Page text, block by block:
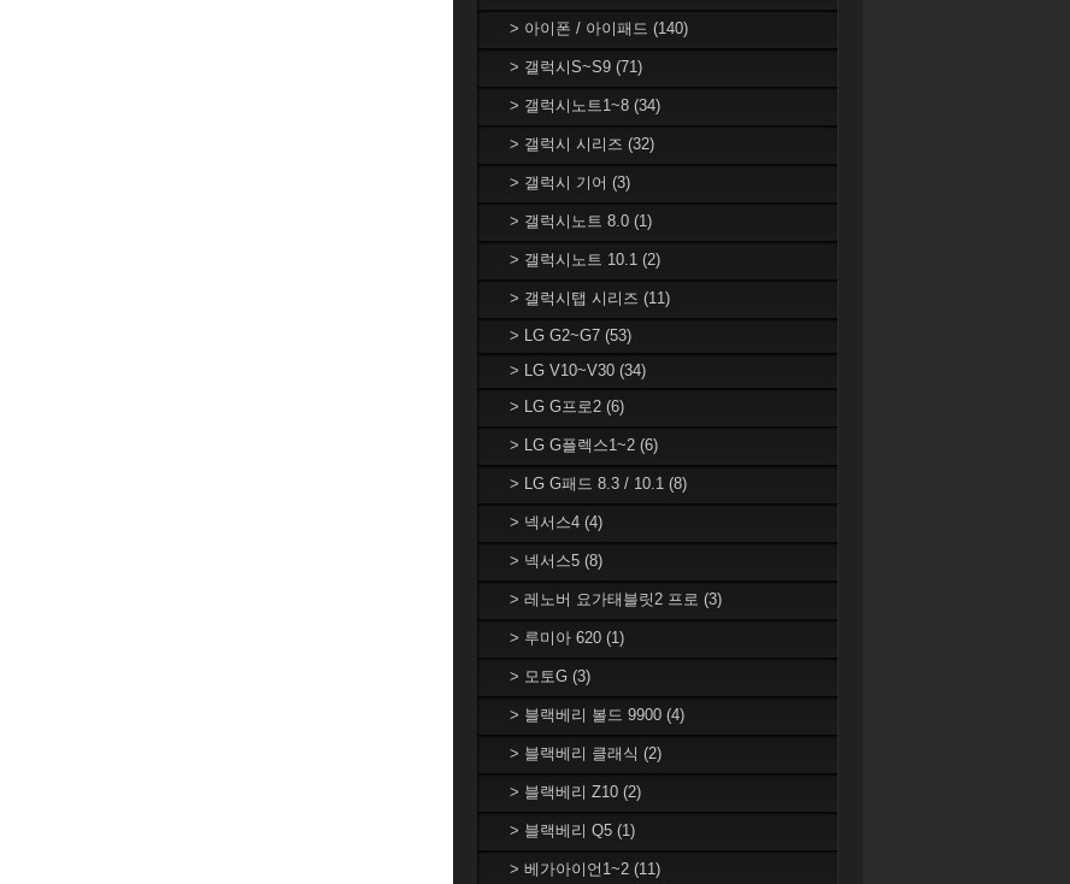
> 아이폰 / 아이패드 (140)
> 갤럭시S~S9 (71)
> 갤럭시노트1~8 (34)
> 갤럭시 시리즈 (32)
> 갤럭시 기어 (3)
> 갤럭시노트 8.0 (1)
> 갤럭시노트 10.1 (2)
> 갤럭시탭 시리즈 (11)
> LG G2~G7 (53)
> LG V10~V30 (34)
> LG G프로2 (6)
> LG G플렉스1~2 (6)
> LG G패드 8.3 / 10.1 (8)
> 넥서스4 (4)
> 넥서스5 (8)
> 레노버 요가태블릿2 프로 (3)
> 루미아 620 (1)
> 모토G (3)
> 블랙베리 볼드 9900 (4)
> 블랙베리 클래식 (2)
> 블랙베리 Z10 (2)
> 블랙베리 Q5 (1)
> 베가아이언1~2 (11)